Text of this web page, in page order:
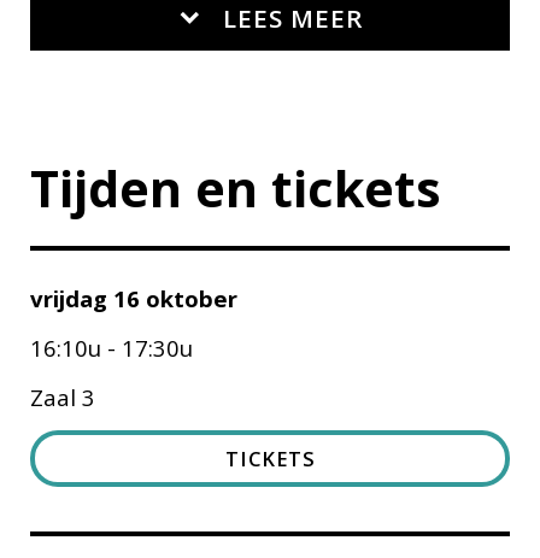
LEES MEER
Tijden en tickets
vrijdag 16 oktober
16:10u - 17:30u
Zaal 3
TICKETS